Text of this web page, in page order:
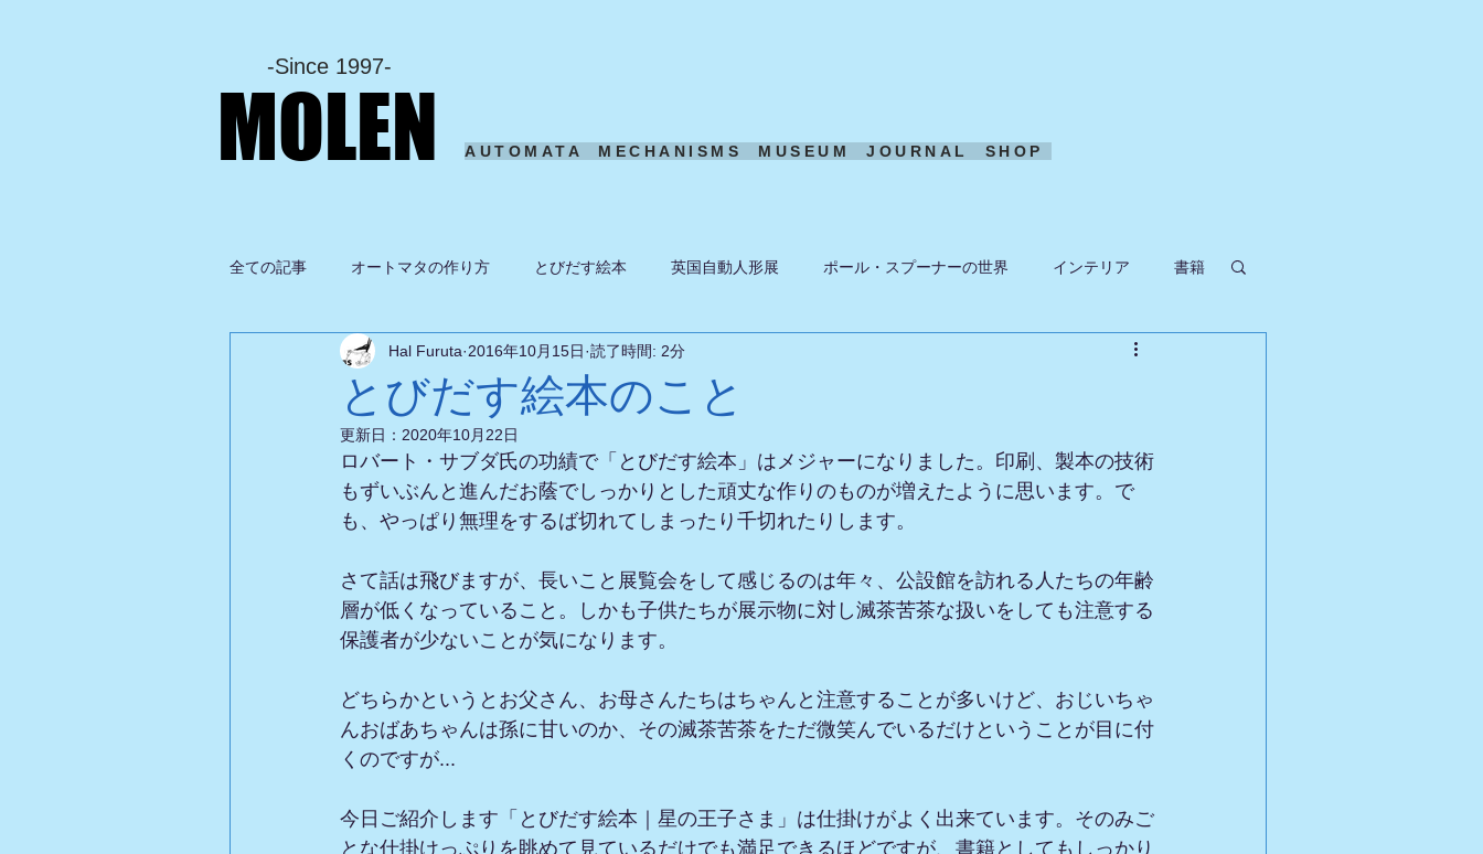
-Since 1997-
MOLEN AUTOMATA MECHANISMS MUSEUM JOURNAL SHOP
全ての記事 オートマタの作り方 とびだす絵本 英国自動人形展 ポール・スプーナーの世界 インテリア 書籍
グルメ ドローン ある日の風景
とびだす絵本のこと
Hal Furuta 2016年10月15日 読了時間: 2分
更新日： 2020年10月22日
ロバート・サブダ氏の功績で「とびだす絵本」はメジャーになりました。印刷、製本の技術
もずいぶんと進んだお蔭でしっかりとした頑丈な作りのものが増えたように思います。で
も、やっぱり無理をするば切れてしまったり千切れたりします。
さて話は飛びますが、長いこと展覧会をして感じるのは年々、公設館を訪れる人たちの年齢
層が低くなっていること。しかも子供たちが展示物に対し滅茶苦茶な扱いをしても注意する
保護者が少ないことが気になります。
どちらかというとお父さん、お母さんたちはちゃんと注意することが多いけど、おじいちゃ
んおばあちゃんは孫に甘いのか、その滅茶苦茶をただ微笑んでいるだけということが目に付
くのですが...
今日ご紹介します「とびだす絵本｜星の王子さま」は仕掛けがよく出来ています。そのみご
とな仕掛けっぷりを眺めて見ているだけでも満足できるほどですが、書籍としてもしっかり